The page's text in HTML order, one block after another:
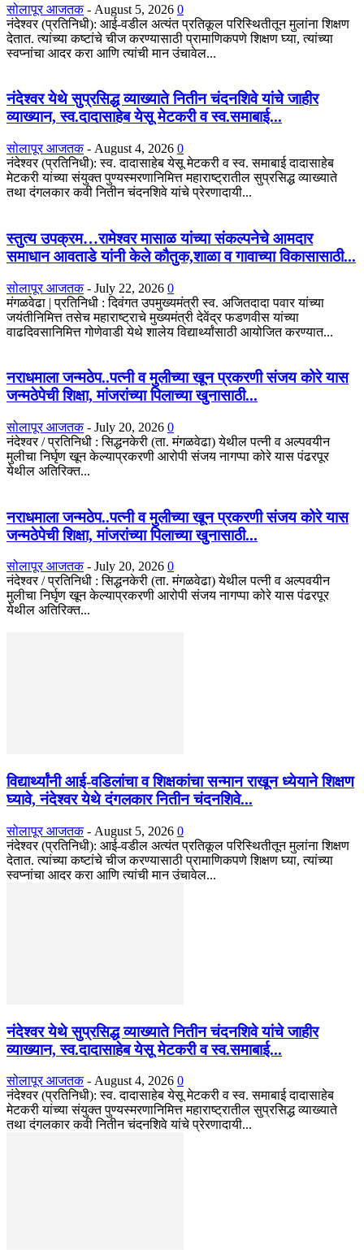
सोलापूर आजतक - August 5, 2026 0
नंदेश्वर (प्रतिनिधी): आई-वडील अत्यंत प्रतिकूल परिस्थितीतून मुलांना शिक्षण
देतात. त्यांच्या कष्टांचे चीज करण्यासाठी प्रामाणिकपणे शिक्षण घ्या, त्यांच्या
स्वप्नांचा आदर करा आणि त्यांची मान उंचावेल...
नंदेश्वर येथे सुप्रसिद्ध व्याख्याते नितीन चंदनशिवे यांचे जाहीर
व्याख्यान, स्व.दादासाहेब येसू मेटकरी व स्व.समाबाई...
सोलापूर आजतक - August 4, 2026 0
नंदेश्वर (प्रतिनिधी): स्व. दादासाहेब येसू मेटकरी व स्व. समाबाई दादासाहेब
मेटकरी यांच्या संयुक्त पुण्यस्मरणानिमित्त महाराष्ट्रातील सुप्रसिद्ध व्याख्याते
तथा दंगलकार कवी नितीन चंदनशिवे यांचे प्रेरणादायी...
स्तुत्य उपक्रम…रामेश्वर मासाळ यांच्या संकल्पनेचे आमदार
समाधान आवताडे यांनी केले कौतुक,शाळा व गावाच्या विकासासाठी...
सोलापूर आजतक - July 22, 2026 0
मंगळवेढा | प्रतिनिधी : दिवंगत उपमुख्यमंत्री स्व. अजितदादा पवार यांच्या
जयंतीनिमित्त तसेच महाराष्ट्राचे मुख्यमंत्री देवेंद्र फडणवीस यांच्या
वाढदिवसानिमित्त गोणेवाडी येथे शालेय विद्यार्थ्यांसाठी आयोजित करण्यात...
नराधमाला जन्मठेप..पत्नी व मुलीच्या खून प्रकरणी संजय कोरे यास
जन्मठेपेची शिक्षा, मांजरांच्या पिलाच्या खुनासाठी...
सोलापूर आजतक - July 20, 2026 0
नंदेश्वर / प्रतिनिधी : सिद्धनकेरी (ता. मंगळवेढा) येथील पत्नी व अल्पवयीन
मुलीचा निर्घृण खून केल्याप्रकरणी आरोपी संजय नागप्पा कोरे यास पंढरपूर
येथील अतिरिक्त...
नराधमाला जन्मठेप..पत्नी व मुलीच्या खून प्रकरणी संजय कोरे यास
जन्मठेपेची शिक्षा, मांजरांच्या पिलाच्या खुनासाठी...
सोलापूर आजतक - July 20, 2026 0
नंदेश्वर / प्रतिनिधी : सिद्धनकेरी (ता. मंगळवेढा) येथील पत्नी व अल्पवयीन
मुलीचा निर्घृण खून केल्याप्रकरणी आरोपी संजय नागप्पा कोरे यास पंढरपूर
येथील अतिरिक्त...
विद्यार्थ्यांनी आई-वडिलांचा व शिक्षकांचा सन्मान राखून ध्येयाने शिक्षण
घ्यावे, नंदेश्वर येथे दंगलकार नितीन चंदनशिवे...
सोलापूर आजतक - August 5, 2026 0
नंदेश्वर (प्रतिनिधी): आई-वडील अत्यंत प्रतिकूल परिस्थितीतून मुलांना शिक्षण
देतात. त्यांच्या कष्टांचे चीज करण्यासाठी प्रामाणिकपणे शिक्षण घ्या, त्यांच्या
स्वप्नांचा आदर करा आणि त्यांची मान उंचावेल...
नंदेश्वर येथे सुप्रसिद्ध व्याख्याते नितीन चंदनशिवे यांचे जाहीर
व्याख्यान, स्व.दादासाहेब येसू मेटकरी व स्व.समाबाई...
सोलापूर आजतक - August 4, 2026 0
नंदेश्वर (प्रतिनिधी): स्व. दादासाहेब येसू मेटकरी व स्व. समाबाई दादासाहेब
मेटकरी यांच्या संयुक्त पुण्यस्मरणानिमित्त महाराष्ट्रातील सुप्रसिद्ध व्याख्याते
तथा दंगलकार कवी नितीन चंदनशिवे यांचे प्रेरणादायी...